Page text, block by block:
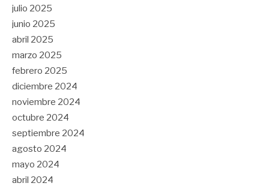
julio 2025
junio 2025
abril 2025
marzo 2025
febrero 2025
diciembre 2024
noviembre 2024
octubre 2024
septiembre 2024
agosto 2024
mayo 2024
abril 2024